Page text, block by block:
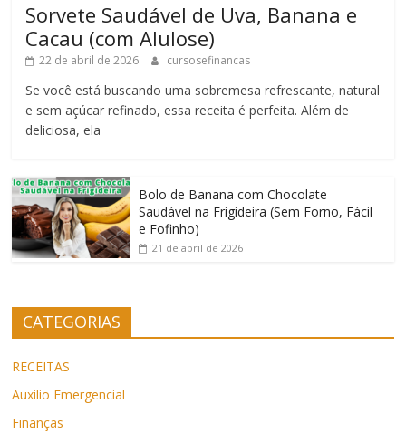
Sorvete Saudável de Uva, Banana e
Cacau (com Alulose)
22 de abril de 2026 cursosefinancas
Se você está buscando uma sobremesa refrescante, natural
e sem açúcar refinado, essa receita é perfeita. Além de
deliciosa, ela
Bolo de Banana com Chocolate
Saudável na Frigideira (Sem Forno, Fácil
e Fofinho)
21 de abril de 2026
CATEGORIAS
RECEITAS
Auxilio Emergencial
Finanças